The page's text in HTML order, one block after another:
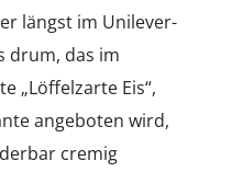
längst im Unilever-
drum, das im
„Löffelzarte Eis“,
angeboten wird,
cremig